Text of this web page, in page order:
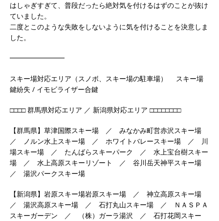
はしゃぎすぎて、普段だったら絶対気を付けるはずのことが抜け
ていました。
二度とこのような失敗をしないように気を付けることを決意しま
した。
━━━━━━━━
スキー場対応エリア（スノボ、スキー場の駐車場） スキー場
鍵紛失 / イモビライザー合鍵
□□□□ 群馬県対応エリア ／ 新潟県対応エリア □□□□□□□□
【群馬県】草津国際スキー場 ／ みなかみ町営赤沢スキー場
／ ノルン水上スキー場 ／ ホワイトバレースキー場 ／ 川
場スキー場 ／ たんばらスキーパーク ／ 水上宝台樹スキー
場 ／ 水上高原スキーリゾート ／ 谷川岳天神平スキー場
／ 湯沢パークスキー場
【新潟県】岩原スキー場岩原スキー場 ／ 神立高原スキー場
／ 湯沢高原スキー場 ／ 石打丸山スキー場 ／ ＮＡＳＰＡ
スキーガーデン ／ （株）ガーラ湯沢 ／ 石打花岡スキー